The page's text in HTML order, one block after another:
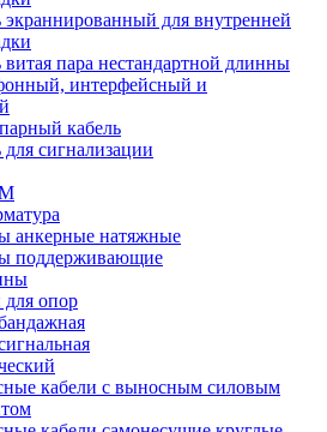
экраннированный для внутренней
витая пара нестандартной длинны
интерфейсный и
кабель
для сигнализации
анкерные натяжные
поддерживающие
опор
кабели с выносным силовым